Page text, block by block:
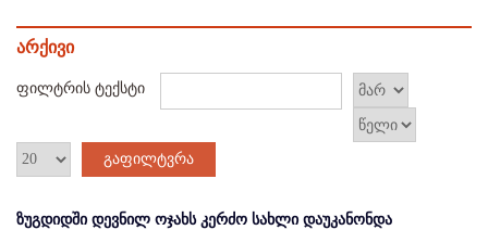
არქივი
ფილტრის ტექსტი
გაფილტვრა
ზუგდიდში დევნილ ოჯახს კერძო სახლი დაუკანონდა